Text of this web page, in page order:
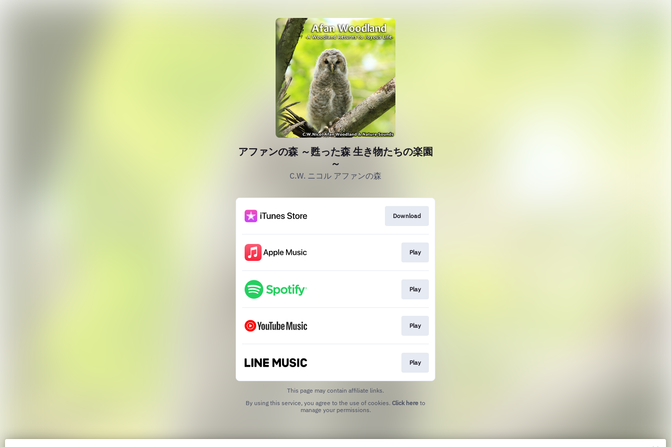
アファンの森 ～甦った森 生き物たちの楽園
～
C.W. ニコル アファンの森
Download
Play
Play
Play
Play
This page may contain affiliate links.
By using this service, you agree to the use of cookies. Click here to
manage your permissions.